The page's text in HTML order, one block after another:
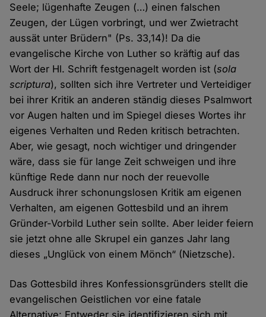
Seele; lügenhafte Zeugen (…) einen falschen
Zeugen, der Lügen vorbringt, und wer Zwietracht
aussät unter Brüdern" (Ps. 33,14)! Da die
evangelische Kirche von Luther so kräftig auf das
Wort der Hl. Schrift festgenagelt worden ist (sola
scriptura), sollten sich ihre Vertreter und Verteidiger
bei ihrer Kritik an anderen ständig dieses Psalmwort
vor Augen halten und im Spiegel dieses Wortes ihr
eigenes Verhalten und Reden kritisch betrachten.
Aber, wie gesagt, noch wichtiger und dringender
wäre, dass sie für lange Zeit schweigen und ihre
künftige Rede dann nur noch der reuevolle
Ausdruck ihrer schonungslosen Kritik am eigenen
Verhalten, am eigenen Gottesbild und an ihrem
Gründer-Vorbild Luther sein sollte. Aber leider feiern
sie jetzt ohne alle Skrupel ein ganzes Jahr lang
dieses „Unglück von einem Mönch“ (Nietzsche).
Das Gottesbild ihres Konfessionsgründers stellt die
evangelischen Geistlichen vor eine fatale